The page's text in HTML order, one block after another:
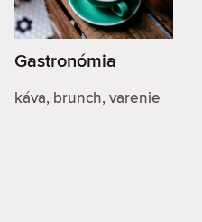
Gastronómia
káva, brunch, varenie